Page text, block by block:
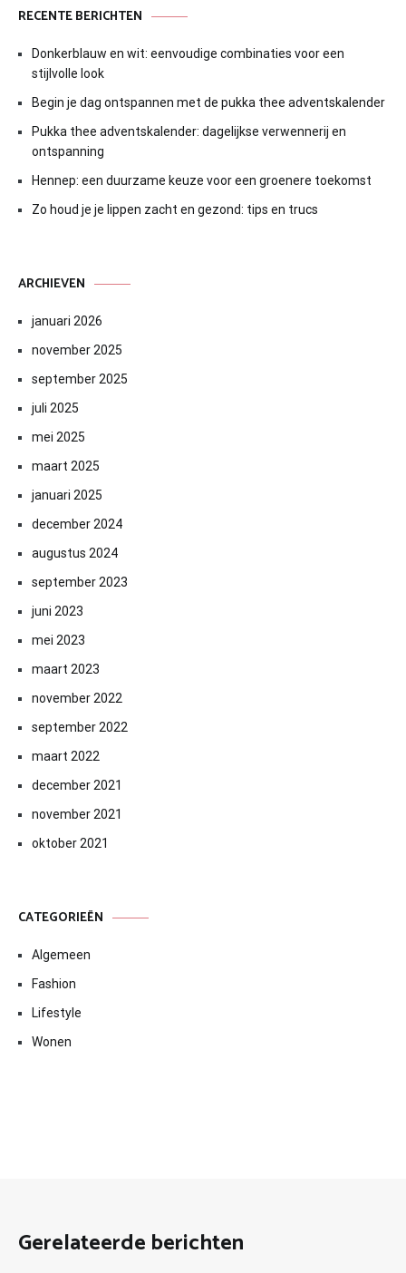
RECENTE BERICHTEN
Donkerblauw en wit: eenvoudige combinaties voor een
stijlvolle look
Begin je dag ontspannen met de pukka thee adventskalender
Pukka thee adventskalender: dagelijkse verwennerij en
ontspanning
Hennep: een duurzame keuze voor een groenere toekomst
Zo houd je je lippen zacht en gezond: tips en trucs
ARCHIEVEN
januari 2026
november 2025
september 2025
juli 2025
mei 2025
maart 2025
januari 2025
december 2024
augustus 2024
september 2023
juni 2023
mei 2023
maart 2023
november 2022
september 2022
maart 2022
december 2021
november 2021
oktober 2021
CATEGORIEËN
Algemeen
Fashion
Lifestyle
Wonen
Gerelateerde berichten